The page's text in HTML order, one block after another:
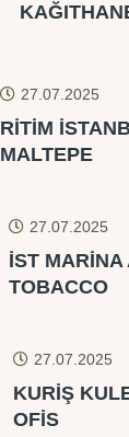
27.07.2025
RİTİM
MALTEPE
27.07.2025
İST MARİNA
TOBACCO
27.07.2025
KURİŞ
OFİS